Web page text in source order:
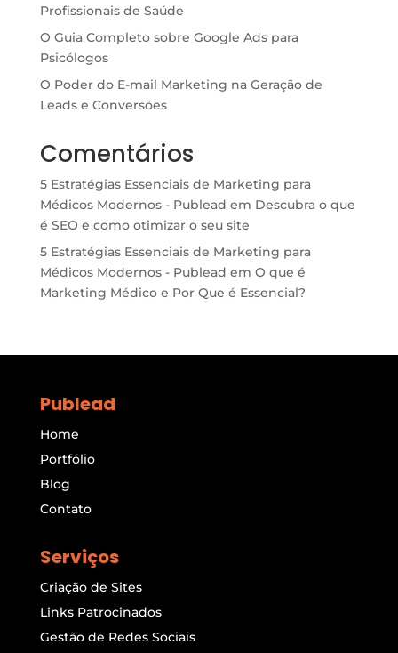
Profissionais de Saúde
O Guia Completo sobre Google Ads para
Psicólogos
O Poder do E-mail Marketing na Geração de
Leads e Conversões
Comentários
5 Estratégias Essenciais de Marketing para
Médicos Modernos - Publead em Descubra o que
é SEO e como otimizar o seu site
5 Estratégias Essenciais de Marketing para
Médicos Modernos - Publead em O que é
Marketing Médico e Por Que é Essencial?
Publead
Home
Portfólio
Blog
Contato
Serviços
Criação de Sites
Links Patrocinados
Gestão de Redes Sociais